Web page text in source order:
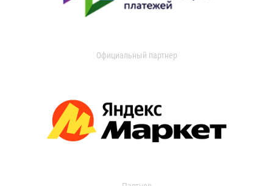
Официальный партнер